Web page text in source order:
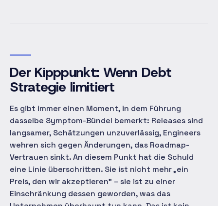
Der Kipppunkt: Wenn Debt
Strategie limitiert
Es gibt immer einen Moment, in dem Führung
dasselbe Symptom-Bündel bemerkt: Releases sind
langsamer, Schätzungen unzuverlässig, Engineers
wehren sich gegen Änderungen, das Roadmap-
Vertrauen sinkt. An diesem Punkt hat die Schuld
eine Linie überschritten. Sie ist nicht mehr „ein
Preis, den wir akzeptieren" – sie ist zu einer
Einschränkung dessen geworden, was das